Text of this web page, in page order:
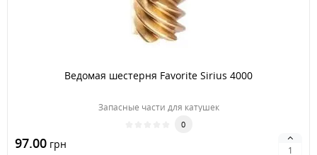
Ведомая шестерня Favorite Sirius 4000
Запасные части для катушек
0
97.00 грн